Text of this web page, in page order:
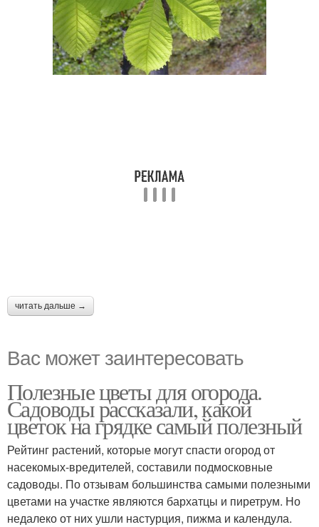
читать дальше →
Вас может заинтересовать
Полезные цветы для огорода.
Садоводы рассказали, какой
цветок на грядке самый полезный
Рейтинг растений, которые могут спасти огород от
насекомых-вредителей, составили подмосковные
садоводы. По отзывам большинства самыми полезными
цветами на участке являются бархатцы и пиретрум. Но
недалеко от них ушли настурция, пижма и календула.